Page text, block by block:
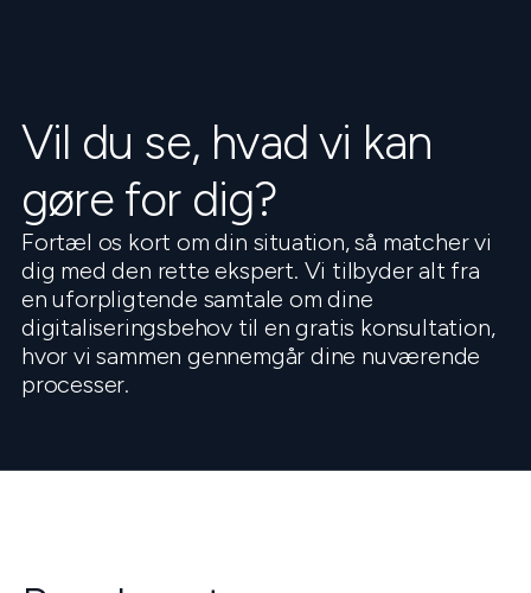
Vil du se, hvad vi kan
gøre for dig?
Fortæl os kort om din situation, så matcher vi
dig med den rette ekspert. Vi tilbyder alt fra
en uforpligtende samtale om dine
digitaliseringsbehov til en gratis konsultation,
hvor vi sammen gennemgår dine nuværende
processer.